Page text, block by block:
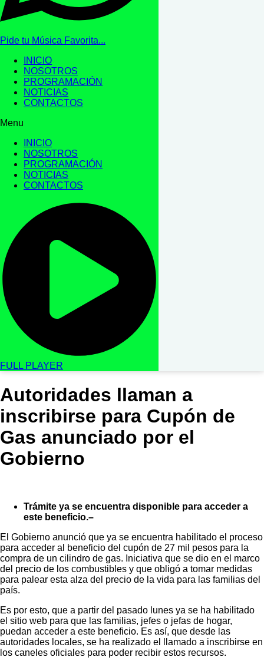
Pide tu Música Favorita...
INICIO
NOSOTROS
PROGRAMACIÓN
NOTICIAS
CONTACTOS
Menu
INICIO
NOSOTROS
PROGRAMACIÓN
NOTICIAS
CONTACTOS
FULL PLAYER
Autoridades llaman a
inscribirse para Cupón de
Gas anunciado por el
Gobierno
Trámite ya se encuentra disponible para acceder a
este beneficio.–
El Gobierno anunció que ya se encuentra habilitado el proceso
para acceder al beneficio del cupón de 27 mil pesos para la
compra de un cilindro de gas. Iniciativa que se dio en el marco
del precio de los combustibles y que obligó a tomar medidas
para palear esta alza del precio de la vida para las familias del
país.
Es por esto, que a partir del pasado lunes ya se ha habilitado
el sitio web para que las familias, jefes o jefas de hogar,
puedan acceder a este beneficio. Es así, que desde las
autoridades locales, se ha realizado el llamado a inscribirse en
los caneles oficiales para poder recibir estos recursos.